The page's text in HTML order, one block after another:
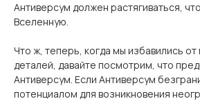
Антиверсум должен растягиваться,
Вселенную.
Что ж, теперь, когда мы избавились
деталей, давайте посмотрим, что
Антиверсум. Если Антиверсум
потенциалом для возникновения